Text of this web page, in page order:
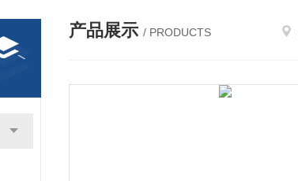
产品展示 / PRODUCTS